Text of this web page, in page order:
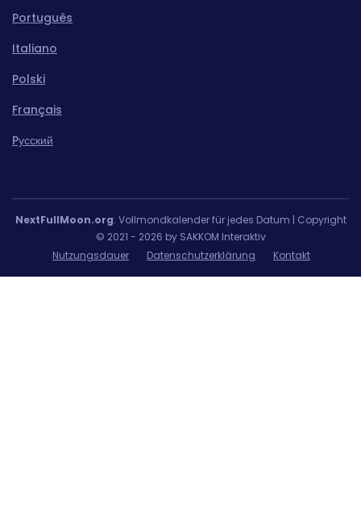
Português
Italiano
Polski
Français
Pусский
NextFullMoon.org: Vollmondkalender für jedes Datum | Copyright
© 2021 - 2026 by SAKKOM Interaktiv
Nutzungsdauer
Datenschutzerklärung Kontakt